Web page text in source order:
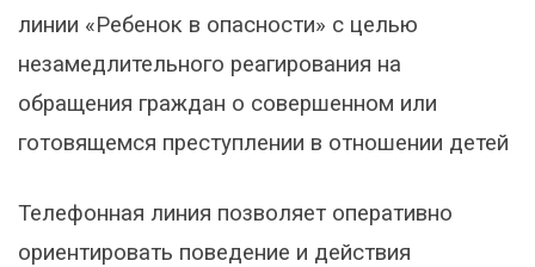
линии «Ребенок в опасности» с целью
незамедлительного реагирования на
обращения граждан о совершенном или
готовящемся преступлении в отношении детей
Телефонная линия позволяет оперативно
ориентировать поведение и действия